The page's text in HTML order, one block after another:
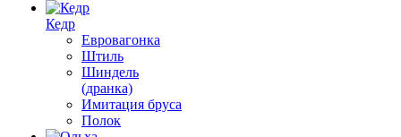
Кедр
Евровагонка
Штиль
Шиндель
(дранка)
Имитация бруса
Полок